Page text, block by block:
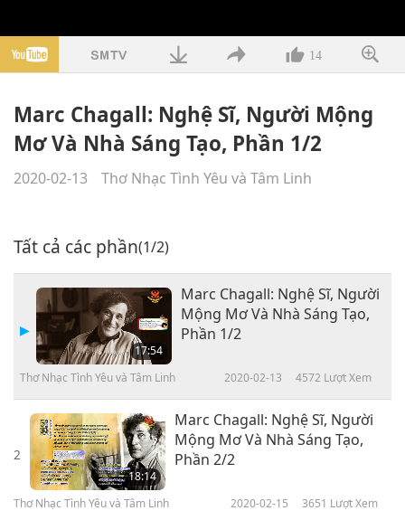
14
Marc Chagall: Nghệ Sĩ, Người Mộng
Mơ Và Nhà Sáng Tạo, Phần 1/2
2020-02-13 Thơ Nhạc Tình Yêu và Tâm Linh
Tất cả các phần(1/2)
17:54
Marc Chagall: Nghệ Sĩ, Người
Mộng Mơ Và Nhà Sáng Tạo,
Phần 1/2
Thơ Nhạc Tình Yêu và Tâm Linh 2020-02-13 4572 Lượt Xem
2
18:14
Marc Chagall: Nghệ Sĩ, Người
Mộng Mơ Và Nhà Sáng Tạo,
Phần 2/2
Thơ Nhạc Tình Yêu và Tâm Linh 2020-02-15 3651 Lượt Xem